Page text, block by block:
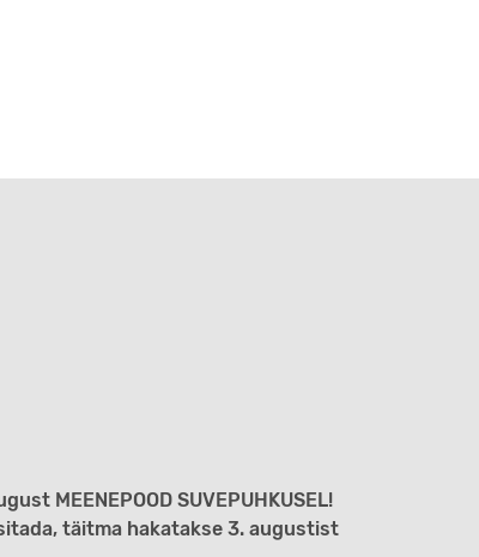
MEENEPOOD SUVEPUHKUSEL!
täitma hakatakse 3. augustist